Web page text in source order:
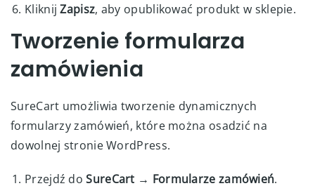
KliknijZapisz, aby opublikować produkt w sklepie.
Tworzenie formularza
zamówienia
SureCart umożliwia tworzenie dynamicznych
formularzy zamówień, które można osadzić na
dowolnej stronie WordPress.
Przejdź doSureCart → Formularze zamówień.